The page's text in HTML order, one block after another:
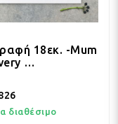
18εκ. -Mum
…
διαθέσιμο